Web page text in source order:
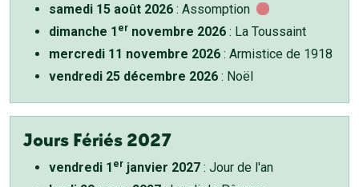
samedi 15 août 2026 : Assomption
dimanche 1 er novembre 2026 : La Toussaint
mercredi 11 novembre 2026 : Armistice de 1918
vendredi 25 décembre 2026 : Noël
Jours Fériés 2027
vendredi 1 er janvier 2027 : Jour de l'an